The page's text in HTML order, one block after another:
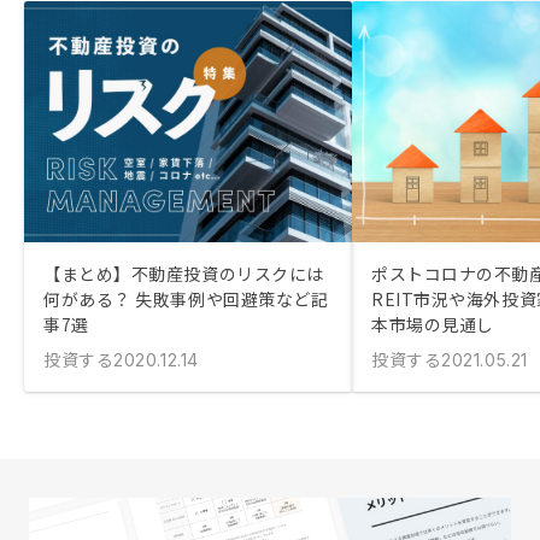
【まとめ】不動産投資のリスクには
何がある？ 失敗事例や回避策など記
事7選
投資する2020.12.14
ポストコロナの不動
REIT市況や海外投
本市場の見通し
投資する2021.05.21